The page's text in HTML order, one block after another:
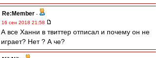
Re:Member -
16 сен 2018 21:58
А все Ханни в твиттер отписал и почему он не
играет? Нет ? А че?